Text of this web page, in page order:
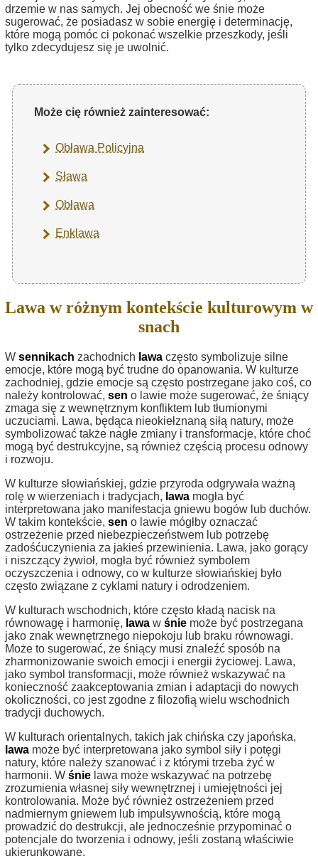
drzemie w nas samych. Jej obecność we śnie może
sugerować, że posiadasz w sobie energię i determinację,
które mogą pomóc ci pokonać wszelkie przeszkody, jeśli
tylko zdecydujesz się je uwolnić.
Może cię również zainteresować:
Obława Policyjna
Sława
Obława
Enklawa
Lawa w różnym kontekście kulturowym w
snach
W sennikach zachodnich lawa często symbolizuje silne
emocje, które mogą być trudne do opanowania. W kulturze
zachodniej, gdzie emocje są często postrzegane jako coś, co
należy kontrolować, sen o lawie może sugerować, że śniący
zmaga się z wewnętrznym konfliktem lub tłumionymi
uczuciami. Lawa, będąca nieokiełznaną siłą natury, może
symbolizować także nagłe zmiany i transformacje, które choć
mogą być destrukcyjne, są również częścią procesu odnowy
i rozwoju.
W kulturze słowiańskiej, gdzie przyroda odgrywała ważną
rolę w wierzeniach i tradycjach, lawa mogła być
interpretowana jako manifestacja gniewu bogów lub duchów.
W takim kontekście, sen o lawie mógłby oznaczać
ostrzeżenie przed niebezpieczeństwem lub potrzebę
zadośćuczynienia za jakieś przewinienia. Lawa, jako gorący
i niszczący żywioł, mogła być również symbolem
oczyszczenia i odnowy, co w kulturze słowiańskiej było
często związane z cyklami natury i odrodzeniem.
W kulturach wschodnich, które często kładą nacisk na
równowagę i harmonię, lawa w śnie może być postrzegana
jako znak wewnętrznego niepokoju lub braku równowagi.
Może to sugerować, że śniący musi znaleźć sposób na
zharmonizowanie swoich emocji i energii życiowej. Lawa,
jako symbol transformacji, może również wskazywać na
konieczność zaakceptowania zmian i adaptacji do nowych
okoliczności, co jest zgodne z filozofią wielu wschodnich
tradycji duchowych.
W kulturach orientalnych, takich jak chińska czy japońska,
lawa może być interpretowana jako symbol siły i potęgi
natury, które należy szanować i z którymi trzeba żyć w
harmonii. W śnie lawa może wskazywać na potrzebę
zrozumienia własnej siły wewnętrznej i umiejętności jej
kontrolowania. Może być również ostrzeżeniem przed
nadmiernym gniewem lub impulsywnością, które mogą
prowadzić do destrukcji, ale jednocześnie przypominać o
potencjale do tworzenia i odnowy, jeśli zostaną właściwie
ukierunkowane.